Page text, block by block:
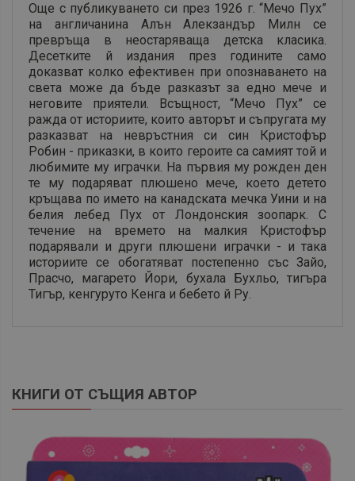
Още с публикуването си през 1926 г. “Мечо Пух”
на англичанина Алън Алекзандър Милн се
превръща в неостаряваща детска класика.
Десетките й издания през годините само
доказват колко ефективен при опознаването на
света може да бъде разказът за едно мече и
неговите приятели. Всъщност, “Мечо Пух” се
ражда от историите, които авторът и съпругата му
разказват на невръстния си син Кристофър
Робин - приказки, в които героите са самият той и
любимите му играчки. На първия му рожден ден
те му подаряват плюшено мече, което детето
кръщава по името на канадската мечка Уини и на
белия лебед Пух от Лондонския зоопарк. С
течение на времето на малкия Кристофър
подарявали и други плюшени играчки - и така
историите се обогатяват постепенно със Зайо,
Прасчо, магарето Йори, бухала Бухльо, тигъра
Тигър, кенгуруто Кенга и бебето й Ру.
КНИГИ ОТ СЪЩИЯ АВТОР